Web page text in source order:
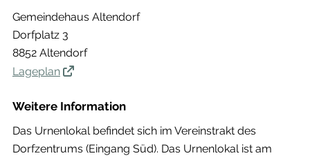
Gemeindehaus Altendorf
Dorfplatz 3
8852 Altendorf
Lageplan
Weitere Information
Das Urnenlokal befindet sich im Vereinstrakt des
Dorfzentrums (Eingang Süd). Das Urnenlokal ist am